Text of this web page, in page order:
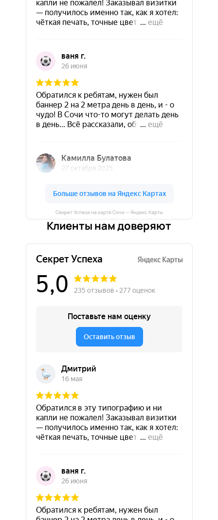
Секрет Успеха на карте Сочи — Яндекс Карты
Клиенты нам доверяют